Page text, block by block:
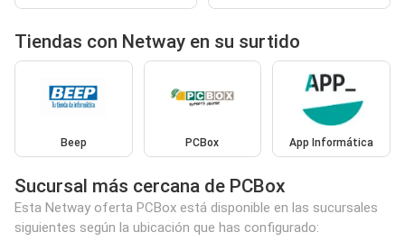
Tiendas con Netway en su surtido
Beep PCBox App Informática
Sucursal más cercana de PCBox
Esta Netway oferta PCBox está disponible en las sucursales
siguientes según la ubicación que has configurado: